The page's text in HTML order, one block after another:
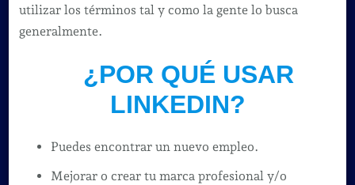
utilizar los términos tal y como la gente lo busca
generalmente.
¿POR QUÉ USAR
LINKEDIN?
Puedes encontrar un nuevo empleo.
Mejorar o crear tu marca profesional y/o